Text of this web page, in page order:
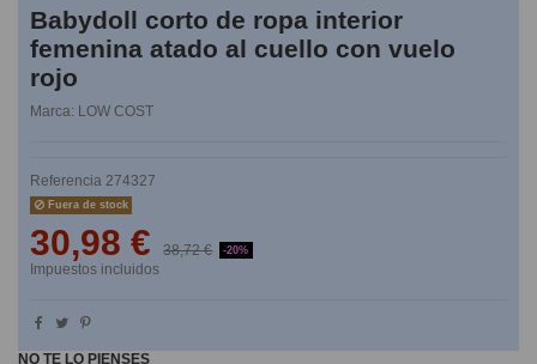
Babydoll corto de ropa interior
femenina atado al cuello con vuelo
rojo
Marca: LOW COST
Referencia 274327
Fuera de stock
30,98 € 38,72 € -20%
Impuestos incluidos
NO TE LO PIENSES